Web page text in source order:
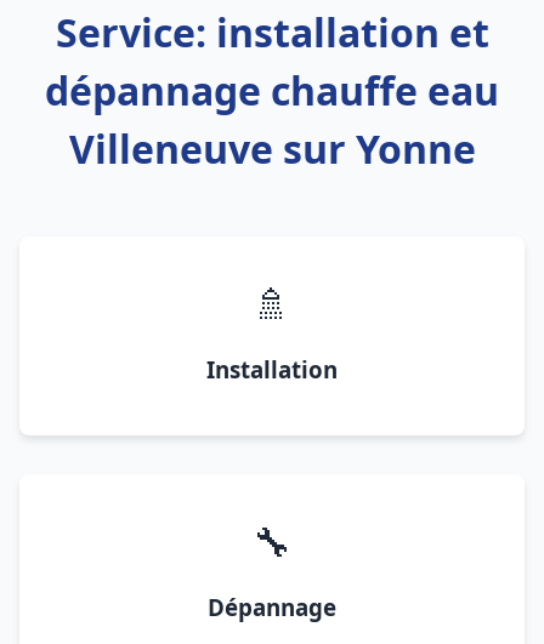
Service: installation et
dépannage chauffe eau
Villeneuve sur Yonne
🚿
Installation
🔧
Dépannage